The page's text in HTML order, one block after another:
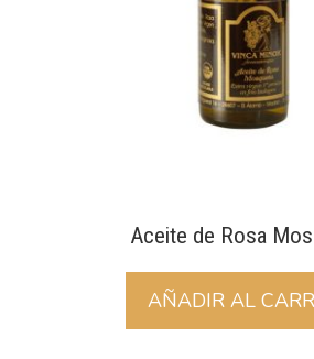
Aceite de Rosa
AÑADIR AL